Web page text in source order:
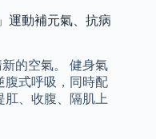
運動補元氣、抗病
的空氣。 健身氣
腹式呼吸，同時配
肛、收腹、隔肌上